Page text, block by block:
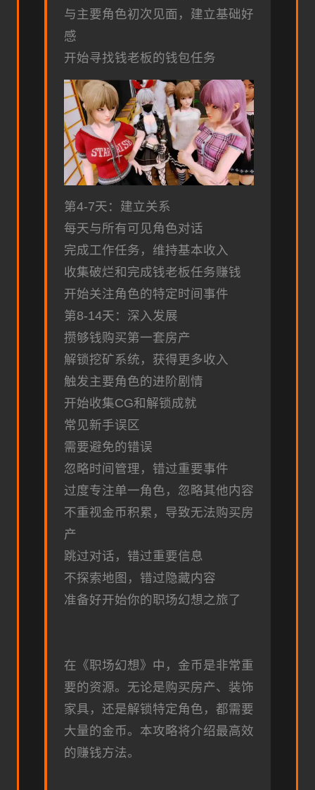
与主要角色初次见面，建立基础好
感
开始寻找钱老板的钱包任务
第4-7天：建立关系
每天与所有可见角色对话
完成工作任务，维持基本收入
收集破烂和完成钱老板任务赚钱
开始关注角色的特定时间事件
第8-14天：深入发展
攒够钱购买第一套房产
解锁挖矿系统，获得更多收入
触发主要角色的进阶剧情
开始收集CG和解锁成就
常见新手误区
需要避免的错误
忽略时间管理，错过重要事件
过度专注单一角色，忽略其他内容
不重视金币积累，导致无法购买房
产
跳过对话，错过重要信息
不探索地图，错过隐藏内容
准备好开始你的职场幻想之旅了
在《职场幻想》中，金币是非常重
要的资源。无论是购买房产、装饰
家具，还是解锁特定角色，都需要
大量的金币。本攻略将介绍最高效
的赚钱方法。